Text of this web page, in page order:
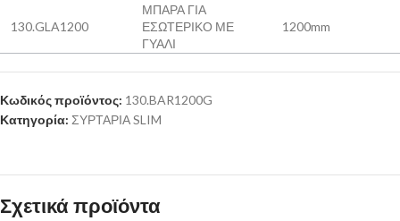
130.GLA1200
ΜΠΑΡΑ ΓΙΑ
ΕΣΩΤΕΡΙΚΟ ΜΕ
ΓΥΑΛΙ
1200mm
Κωδικός προϊόντος: 130.BAR1200G
Κατηγορία: ΣΥΡΤΑΡΙΑ SLIM
Σχετικά προϊόντα